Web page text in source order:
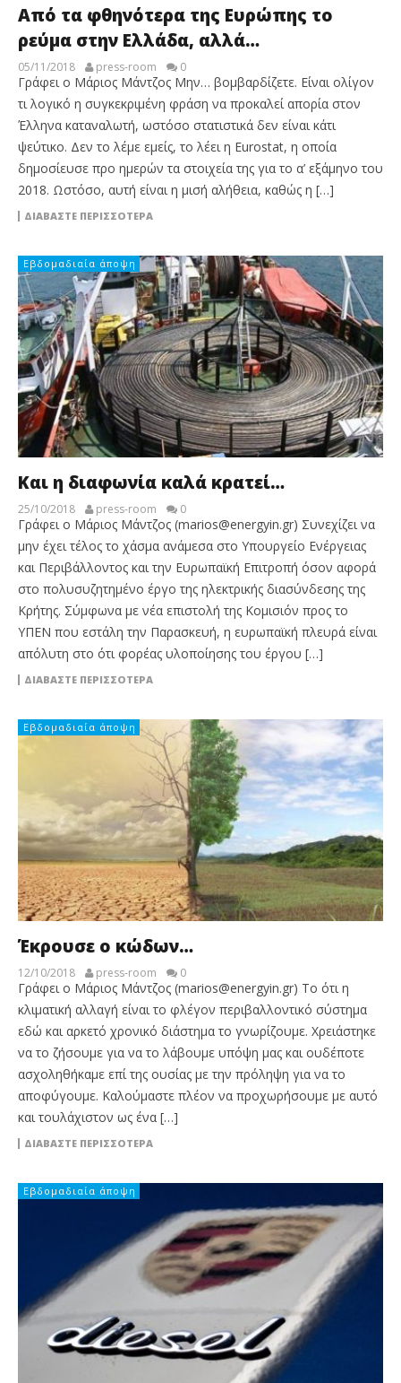
Από τα φθηνότερα της Ευρώπης το
ρεύμα στην Ελλάδα, αλλά…
05/11/2018 press-room 0
Γράφει ο Μάριος Μάντζος Μην… βομβαρδίζετε. Είναι ολίγον
τι λογικό η συγκεκριμένη φράση να προκαλεί απορία στον
Έλληνα καταναλωτή, ωστόσο στατιστικά δεν είναι κάτι
ψεύτικο. Δεν το λέμε εμείς, το λέει η Eurostat, η οποία
δημοσίευσε προ ημερών τα στοιχεία της για το α’ εξάμηνο του
2018. Ωστόσο, αυτή είναι η μισή αλήθεια, καθώς η […]
ΔΙΑΒΆΣΤΕ ΠΕΡΙΣΣΌΤΕΡΑ
Εβδομαδιαία άποψη
Και η διαφωνία καλά κρατεί…
25/10/2018 press-room 0
Γράφει ο Μάριος Μάντζος (marios@energyin.gr) Συνεχίζει να
μην έχει τέλος το χάσμα ανάμεσα στο Υπουργείο Ενέργειας
και Περιβάλλοντος και την Ευρωπαϊκή Επιτροπή όσον αφορά
στο πολυσυζητημένο έργο της ηλεκτρικής διασύνδεσης της
Κρήτης. Σύμφωνα με νέα επιστολή της Κομισιόν προς το
ΥΠΕΝ που εστάλη την Παρασκευή, η ευρωπαϊκή πλευρά είναι
απόλυτη στο ότι φορέας υλοποίησης του έργου […]
ΔΙΑΒΆΣΤΕ ΠΕΡΙΣΣΌΤΕΡΑ
Εβδομαδιαία άποψη
Έκρουσε ο κώδων…
12/10/2018 press-room 0
Γράφει ο Μάριος Μάντζος (marios@energyin.gr) Το ότι η
κλιματική αλλαγή είναι το φλέγον περιβαλλοντικό σύστημα
εδώ και αρκετό χρονικό διάστημα το γνωρίζουμε. Χρειάστηκε
να το ζήσουμε για να το λάβουμε υπόψη μας και ουδέποτε
ασχοληθήκαμε επί της ουσίας με την πρόληψη για να το
αποφύγουμε. Καλούμαστε πλέον να προχωρήσουμε με αυτό
και τουλάχιστον ως ένα […]
ΔΙΑΒΆΣΤΕ ΠΕΡΙΣΣΌΤΕΡΑ
Εβδομαδιαία άποψη